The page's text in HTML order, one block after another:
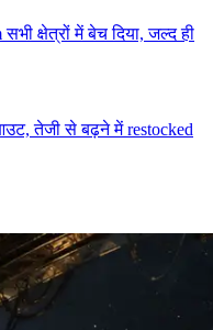
क्षेत्रों में बेच दिया, जल्द ही
तेजी से बढ़ने में restocked